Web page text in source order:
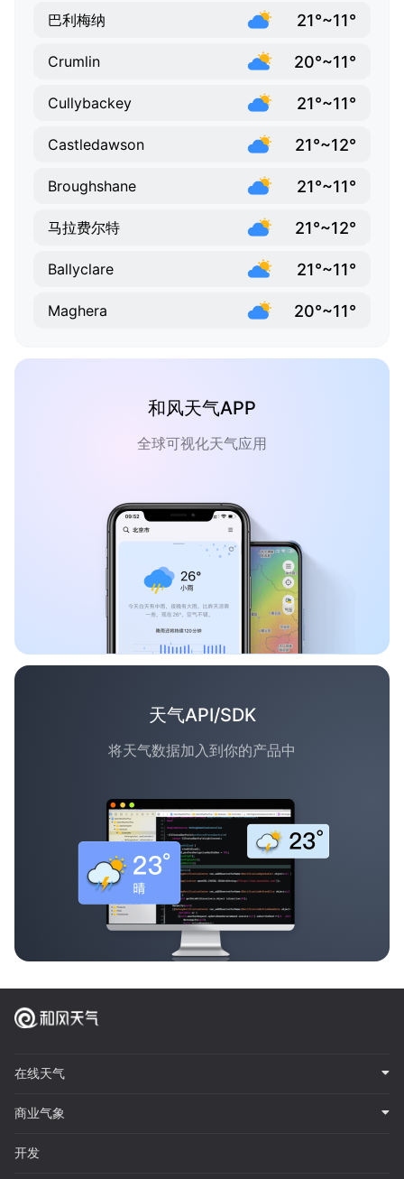
巴利梅纳 21°~11°
Crumlin 20°~11°
Cullybackey 21°~11°
Castledawson 21°~12°
Broughshane 21°~11°
马拉费尔特 21°~12°
Ballyclare 21°~11°
Maghera 20°~11°
和风天气APP
全球可视化天气应用
天气API/SDK
将天气数据加入到你的产品中
在线天气
商业气象
开发